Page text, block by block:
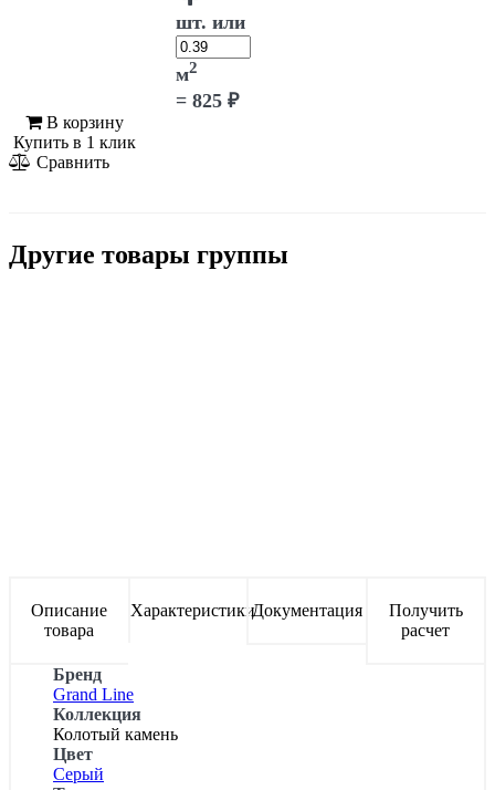
шт. или
м2
= 825 ₽
В корзину
Купить в 1 клик
Сравнить
Другие товары группы
Описание
товара
ХарактеристикиДокументация
Получить
расчет
Бренд
Grand Line
Коллекция
Колотый камень
Цвет
Серый